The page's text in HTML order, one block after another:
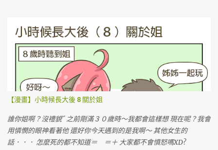
【漫畫】小時候長大後 8 關於姐
誰你姐啊？沒禮貌ˋˊ 之前剛滿３０歲時～我都會這樣想 現在呢？我會
用憐憫的眼神看著他 還好你今天遇到的是我啊～ 其他女生的
話．．． 怎麼死的都不知道＝ ＝＋ 大家都不會憤怒嗎XD?